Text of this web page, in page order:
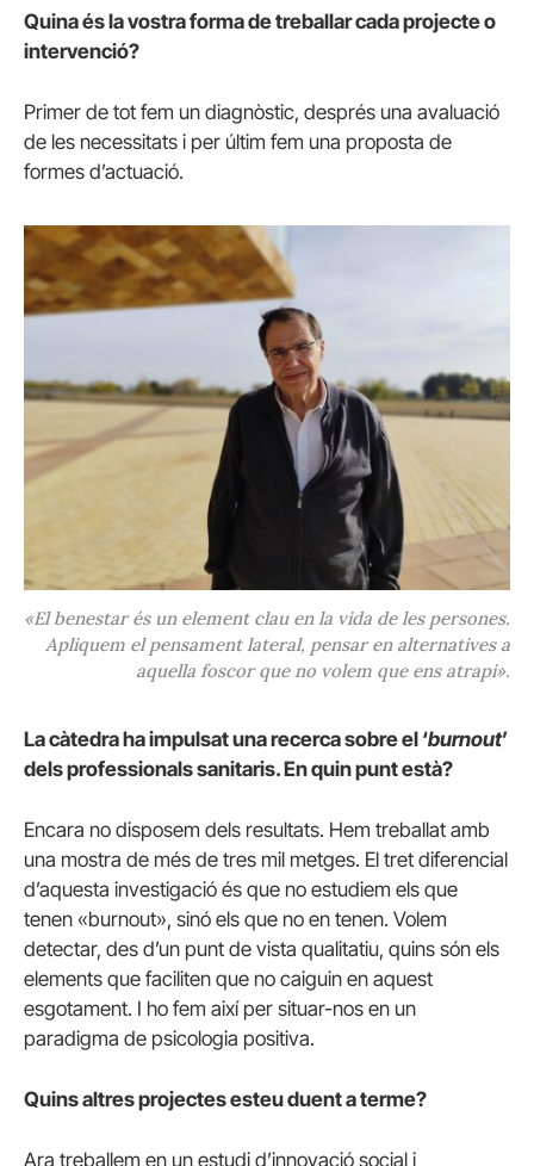
Quina és la vostra forma de treballar cada projecte o
intervenció?
Primer de tot fem un diagnòstic, després una avaluació
de les necessitats i per últim fem una proposta de
formes d’actuació.
«El benestar és un element clau en la vida de les persones.
Apliquem el pensament lateral, pensar en alternatives a
aquella foscor que no volem que ens atrapi».
La càtedra ha impulsat una recerca sobre el ‘burnout’
dels professionals sanitaris. En quin punt està?
Encara no disposem dels resultats. Hem treballat amb
una mostra de més de tres mil metges. El tret diferencial
d’aquesta investigació és que no estudiem els que
tenen «burnout», sinó els que no en tenen. Volem
detectar, des d’un punt de vista qualitatiu, quins són els
elements que faciliten que no caiguin en aquest
esgotament. I ho fem així per situar-nos en un
paradigma de psicologia positiva.
Quins altres projectes esteu duent a terme?
Ara treballem en un estudi d’innovació social i